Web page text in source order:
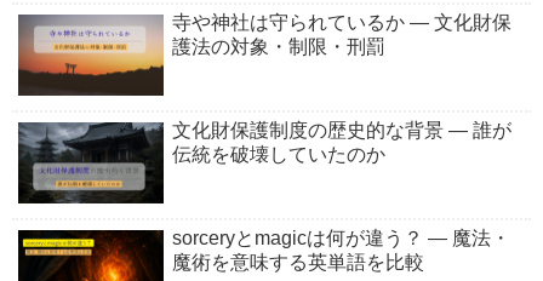
寺や神社は守られているか ― 文化財保
護法の対象・制限・刑罰
文化財保護制度の歴史的な背景 ― 誰が
伝統を破壊していたのか
sorceryとmagicは何が違う？ ― 魔法・
魔術を意味する英単語を比較